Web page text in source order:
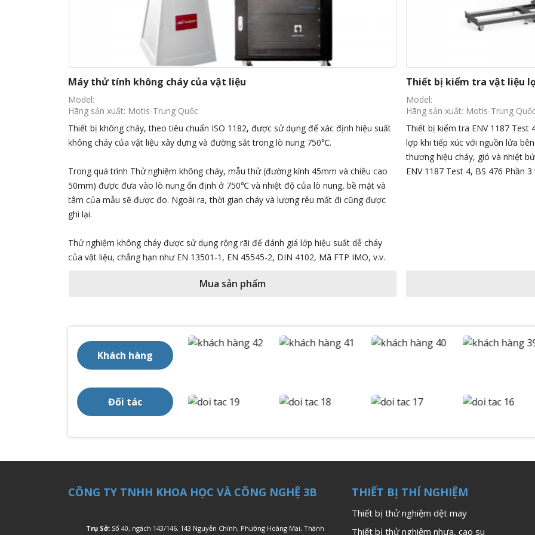
Thiết bị kiểm tra vật liệu lợp tiêu chuẩn ENV 1187 Test 4
Model:
Hãng sản xuất: Motis-Trung Quốc
Thiết bị kiểm tra ENV 1187 Test 4 được thiết kế để đánh giá hiệu suất của vật liệu
lợp khi tiếp xúc với nguồn lửa bên ngoài, bao gồm các giai đoạn thử nghiệm với
ENV 1187 Test 4, BS 476 Phần 3 và EN 13501-5.
Mua sản phẩm
Thiết bị kiểm tra khả năng
Model: NF P92-503 AC 220V
Hãng sản xuất: Motis-Trung
Thiết bị kiểm tra cháy bằng
cháy và phản ứng với lửa của
vải trang trí. Thiết bị này tuân
chính xác và tin cậy trong các
Khách hàng
Đối tác
CÔNG TY TNHH KHOA HỌC VÀ CÔNG NGHỆ 3B
Trụ Sở: Số 40, ngách 143/146, 143 Nguyễn Chính, Phường Hoàng Mai, Thành
THIẾT BỊ THÍ NGHIỆM
Thiết bị thử nghiệm dệt may
Thiết bị thử nghiệm nhựa, cao su